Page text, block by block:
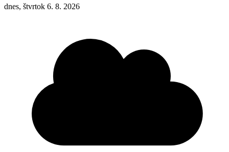
dnes, štvrtok 6. 8. 2026